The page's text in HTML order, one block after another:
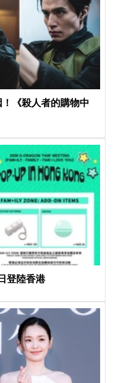
《殺人者的購物中
登陸香港